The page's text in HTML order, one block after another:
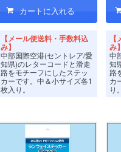
【メール便送料・手数料込
み】
中部国際空港(セントレア/愛
知県)のレターコードと滑走
路をモチーフにしたステッ
カーです。 中＆小サイズ各1
枚入り。
み
中
知
路
カ
り